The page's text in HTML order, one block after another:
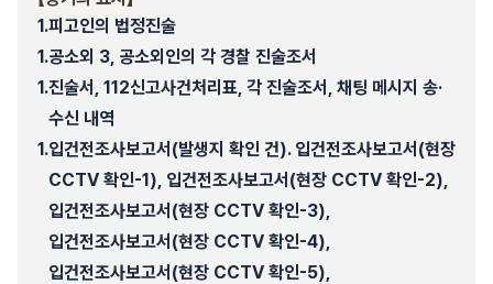
1.피고인의 법정진술
1.공소외 3, 공소외인의 각 경찰 진술조서
1.진술서, 112신고사건처리표, 각 진술조서, 채팅 메시지 송·
수신 내역
1.입건전조사보고서(발생지 확인 건). 입건전조사보고서(현장
CCTV 확인-1), 입건전조사보고서(현장 CCTV 확인-2),
입건전조사보고서(현장 CCTV 확인-3),
입건전조사보고서(현장 CCTV 확인-4),
입건전조사보고서(현장 CCTV 확인-5),